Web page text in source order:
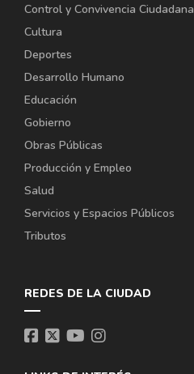
Control y Convivencia Ciudadana
Cultura
Deportes
Desarrollo Humano
Educación
Gobierno
Obras Públicas
Producción y Empleo
Salud
Servicios y Espacios Públicos
Tributos
REDES DE LA CIUDAD